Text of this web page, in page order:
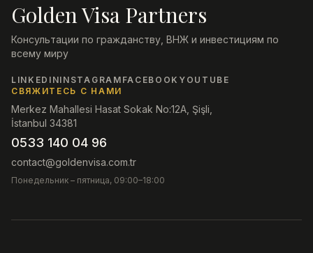
Golden Visa Partners
Консультации по гражданству, ВНЖ и инвестициям по
всему миру
LINKEDININSTAGRAM FACEBOOK YOUTUBE
СВЯЖИТЕСЬ С НАМИ
Merkez Mahallesi Hasat Sokak No:12A, Şişli,
İstanbul 34381
0533 140 04 96
contact@goldenvisa.com.tr
Понедельник – пятница, 09:00–18:00